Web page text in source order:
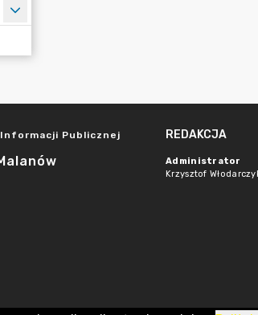
Publicznej REDAKCJA
Administrator
Krzysztof